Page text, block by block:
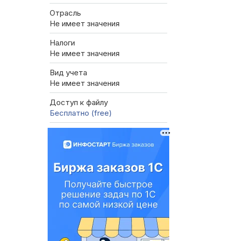
Отрасль
Не имеет значения
Налоги
Не имеет значения
Вид учета
Не имеет значения
Доступ к файлу
Бесплатно (free)